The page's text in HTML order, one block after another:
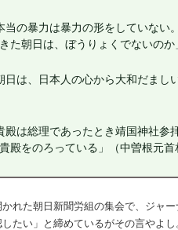
当の暴力は暴力の形をしていない
た朝日は、ぼうりょくでないのか
日は、日本人の心から大和だまし
殿は総理であったとき靖国神社参
殿をのろっている」（中曽根元首
かれた朝日新聞労組の集会で、ジャ
たい」と締めているがその言やよし。